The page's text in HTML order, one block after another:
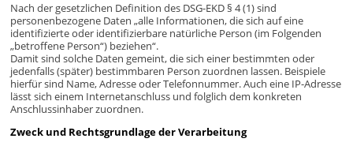
Nach der gesetzlichen Definition des DSG-EKD § 4 (1) sind
personenbezogene Daten „alle Informationen, die sich auf eine
identifizierte oder identifizierbare natürliche Person (im Folgenden
„betroffene Person“) beziehen“.
Damit sind solche Daten gemeint, die sich einer bestimmten oder
jedenfalls (später) bestimmbaren Person zuordnen lassen. Beispiele
hierfür sind Name, Adresse oder Telefonnummer. Auch eine IP-Adresse
lässt sich einem Internetanschluss und folglich dem konkreten
Anschlussinhaber zuordnen.
Zweck und Rechtsgrundlage der Verarbeitung